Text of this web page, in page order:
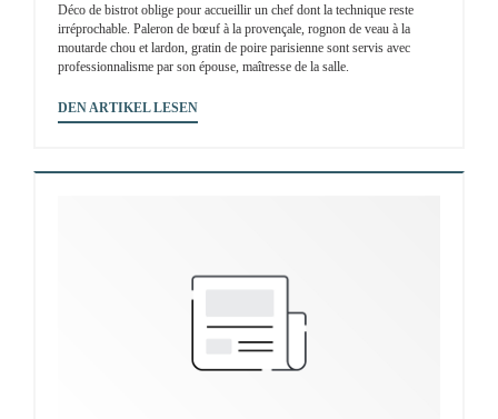
Déco de bistrot oblige pour accueillir un chef dont la technique reste
irréprochable. Paleron de bœuf à la provençale, rognon de veau à la
moutarde chou et lardon, gratin de poire parisienne sont servis avec
professionnalisme par son épouse, maîtresse de la salle.
DEN ARTIKEL LESEN((ÖFFNET EIN NEUES FENSTER))